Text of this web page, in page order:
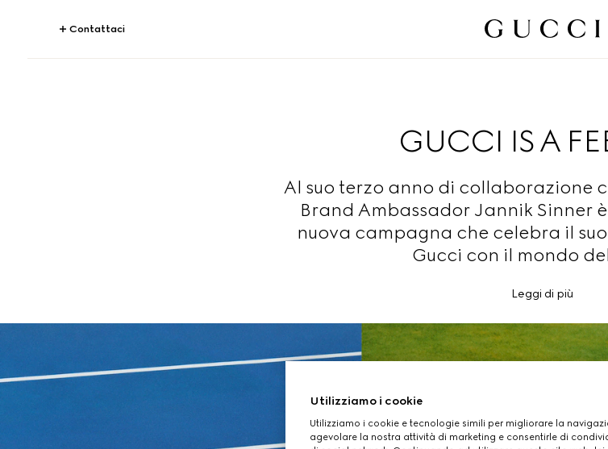
Contattaci
GUCCI IS A
Al suo terzo anno di collaborazione
Brand Ambassador Jannik Sinner
nuova campagna che celebra il
Gucci con il mondo
Leggi di più
Utilizziamo i cookie
Utilizziamo i cookie e tecnologie simili per migliorare la
agevolare la nostra attività di marketing e consentirle di